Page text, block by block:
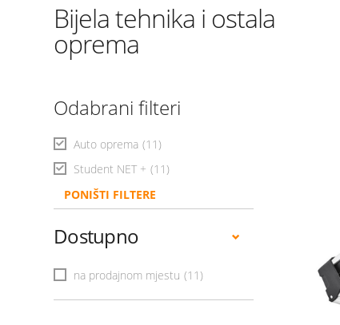
Bijela tehnika i ostala
oprema
Odabrani filteri
Auto oprema (11)
Student NET + (11)
PONIŠTI FILTERE
Dostupno
na prodajnom mjestu (11)